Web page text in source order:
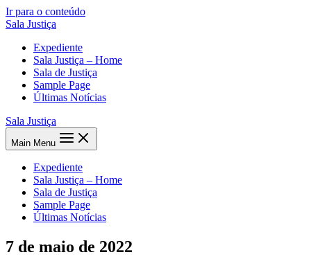
Ir para o conteúdo
Sala Justiça
Expediente
Sala Justiça – Home
Sala de Justiça
Sample Page
Últimas Notícias
Sala Justiça
Main Menu
Expediente
Sala Justiça – Home
Sala de Justiça
Sample Page
Últimas Notícias
7 de maio de 2022